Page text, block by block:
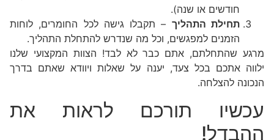
חודשים או שנה).
תחילת התהליך – תקבלו גישה לכל החומרים, לוחות
הזמנים למפגשים, וכל מה שנדרש להתחלת התהליך.
מרגע שהתחלתם, אתם כבר לא לבד! הצוות המקצועי שלנו
ילווה אתכם בכל צעד, יענה על שאלות ויוודא שאתם בדרך
הנכונה להצלחה.
עכשיו תורכם לראות את
ההבדל!